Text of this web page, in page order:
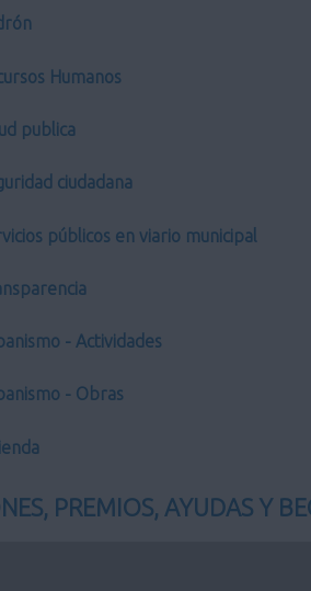
Humanos
publica
ciudadana
públicos en viario municipal
- Actividades
- Obras
PREMIOS, AYUDAS Y